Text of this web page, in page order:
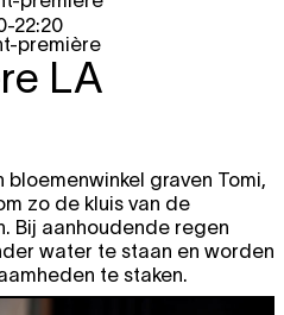
-22:20
première
LA
graven Tomi,
zo de kluis van de
Bij aanhoudende regen
water te staan en worden
te staken.